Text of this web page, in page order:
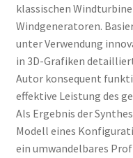
klassischen
Windgeneratoren.
unter Verwendung
in 3D-Grafiken
Autor konsequent
effektive Leistung des
Als Ergebnis der
Modell eines
ein umwandelbares